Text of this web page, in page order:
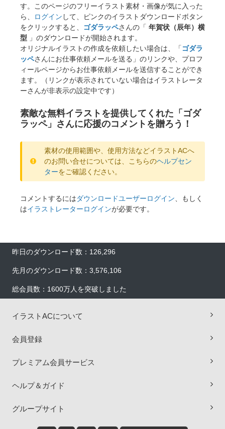
す。このページのフリーイラスト素材・画像が気に入った
ら、
ログイン して、ピンクのイラストダウンロードボタン
をクリックすると、
ゴダラッペさんの「 年賀状（辰年）横
型 」のダウンロードが開始されます。
オリジナルイラストの作成を依頼したい場合は、「 ゴダラ
ッペさんにお仕事依頼メールを送る」のリンクや、プロフ
ィールページからお仕事依頼メールを送信することができ
ます。（リンクが表示されていない場合はイラストレータ
ーさんが非表示の設定中です）
素敵な無料イラストを提供してくれた「ゴダ
ラッペ」さんに応援のコメントを贈ろう！
素材の使用範囲や、使用方法などイラストACへ
のお問い合せについては、こちらのヘルプセン
ターをご確認ください。
コメントするにはダウンロードユーザーログイン 、もしく
はイラストレーターログインが必要です。
昨日のダウンロード数：126,296
先月のダウンロード数：3,576,106
総会員数：1600万人を突破しました
イラストACについて
会員登録
プレミアム会員サービス
ヘルプ＆ガイド
グループサイト